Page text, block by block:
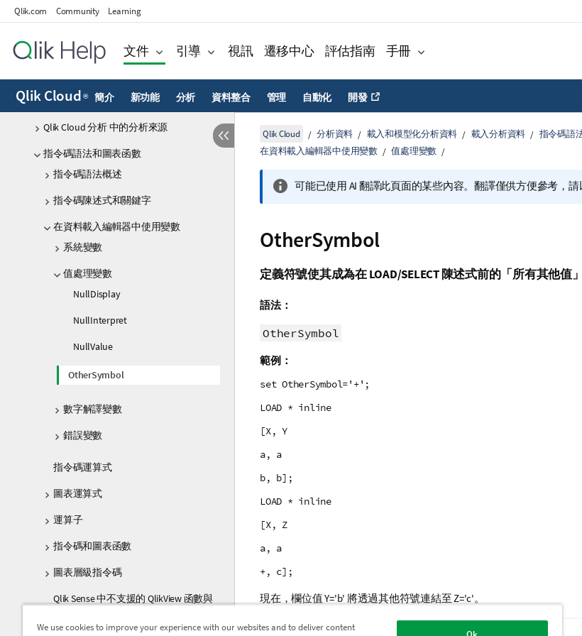
Qlik.com Community Learning
文件 引導 視訊 遷移中心 評估指南 手冊
Qlik Cloud ® 簡介 新功能 分析 資料整合 管理 自動化 開發
使用 Direct Query 直接存取雲端資料庫
Qlik 資料閘道 - 直接存取
從檔案載入資料
Qlik Cloud 分析 中的分析來源
指令碼語法和圖表函數
指令碼語法概述
指令碼陳述式和關鍵字
在資料載入編輯器中使用變數
系統變數
值處理變數
NullDisplay
NullInterpret
NullValue
OtherSymbol
數字解譯變數
錯誤變數
指令碼運算式
圖表運算式
運算子
指令碼和圖表函數
圖表層級指令碼
Qlik Sense 中不支援的 QlikView 函數與
Qlik Cloud 分析資料 載入和模型化分析資料 載入分析資料
指令碼語
在資料載入編輯器中使用變數
值處理變數
可能已使用 AI 翻譯此頁面的某些內容。翻譯僅供方便參考，請
OtherSymbol
定義符號使其成為在LOAD/SELECT陳述式前的「所有其他值
語法：
OtherSymbol
範例：
set OtherSymbol='+';
LOAD * inline
[X, Y
a, a
b, b];
LOAD * inline
[X, Z
a, a
+, c];
現在，欄位值 Y='b' 將透過其他符號連結至 Z='c'。
We use cookies to improve your experience with our websites and to deliver content